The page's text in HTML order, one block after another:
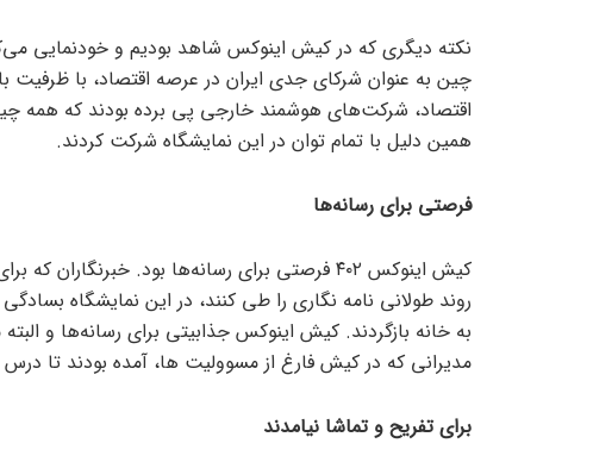
نکته دیگری که در کیش اینوکس شاهد بودیم و خودنمایی
چین به عنوان شرکای جدی ایران در عرصه اقتصاد، با ظرفیت
اقتصاد، شرکت‌های هوشمند خارجی پی برده بودند که همه
همین دلیل با تمام توان در این نمایشگاه شرکت کردند.
فرصتی برای رسانه‌ها
کیش اینوکس ۴۰۲ فرصتی برای رسانه‌ها بود.
روند طولانی نامه نگاری را طی کنند، در این نمایشگاه
به خانه بازگردند. کیش اینوکس جذابیتی برای رسانه‌ها و
مدیرانی که در کیش فارغ از مسوولیت ها، آمده بودند تا
برای تفریح و تماشا نیامدند